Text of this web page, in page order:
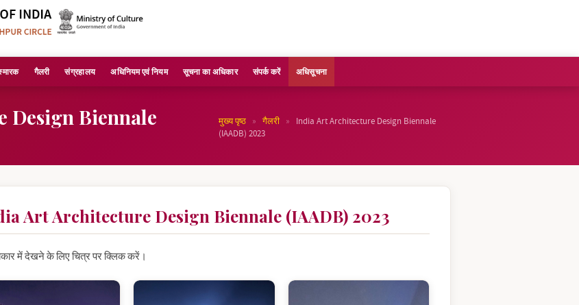
गैलरी संग्रहालय अधिनियम एवं नियम सूचना का अधिकार संपर्क करें अधिसूचना
Biennale
मुख्य पृष्ठ » गैलरी »
India Art Architecture Design Biennale
(IAADB) 2023
Art Architecture Design Biennale (IAADB) 2023
में देखने के लिए चित्र पर क्लिक करें।